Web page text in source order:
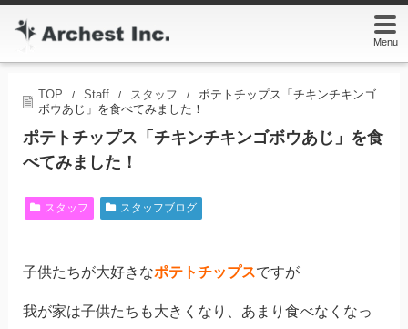
Menu
TOP / Staff / スタッフ /
ポテトチップス「チキンチキンゴ
ボウあじ」を食べてみました！
ポテトチップス「チキンチキンゴボウあじ」を食
べてみました！
スタッフ スタッフブログ
子供たちが大好きなポテトチップスですが
我が家は子供たちも大きくなり、あまり食べなくなっ